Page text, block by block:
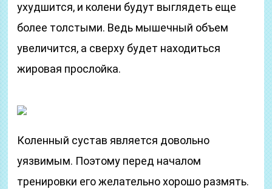
ухудшится, и колени будут выглядеть еще
более толстыми. Ведь мышечный объем
увеличится, а сверху будет находиться
жировая прослойка.
Коленный сустав является довольно
уязвимым. Поэтому перед началом
тренировки его желательно хорошо размять.